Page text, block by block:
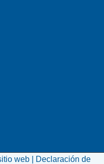
web | Declaración de